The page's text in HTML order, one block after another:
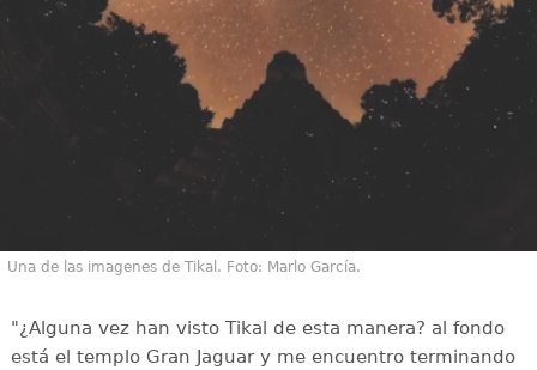
Una de las imagenes de Tikal. Foto: Marlo García.
"¿Alguna vez han visto Tikal de esta manera? al fondo
está el templo Gran Jaguar y me encuentro terminando